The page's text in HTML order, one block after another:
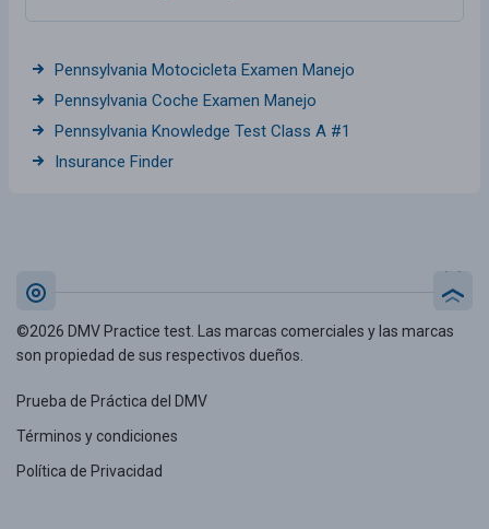
Pennsylvania Motocicleta Examen Manejo
Pennsylvania Coche Examen Manejo
Pennsylvania Knowledge Test Class A #1
Insurance Finder
©2026 DMV Practice test. Las marcas comerciales y las marcas
son propiedad de sus respectivos dueños.
Prueba de Práctica del DMV
Términos y condiciones
Política de Privacidad